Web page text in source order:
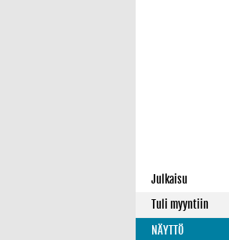
Julkaisu
Tuli myyntiin
NÄYTTÖ